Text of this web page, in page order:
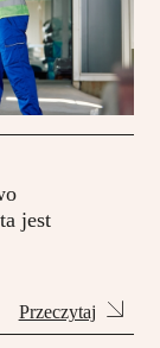
jest
Przeczytaj